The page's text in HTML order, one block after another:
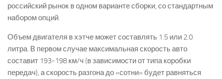
российский рынок в одном варианте сборки, со стандартным
набором опций.
Объем двигателя в хэтче может составлять 1.5 или 2.0
литра. В первом случае максимальная скорость авто
составит 193-198 км/ч (в зависимости от типа коробки
передач), а скорость разгона до «сотни» будет равняться